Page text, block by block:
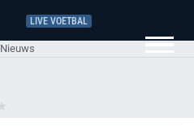
LIVE VOETBAL
Nieuws